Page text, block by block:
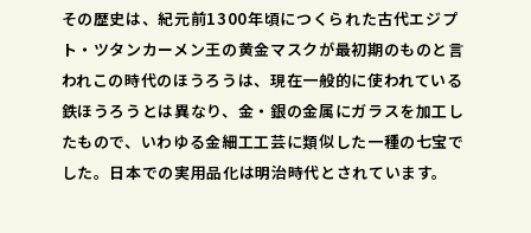
その歴史は、紀元前1300年頃につくられた古代エジプ
ト・ツタンカーメン王の黄金マスクが最初期のものと言
われこの時代のほうろうは、現在一般的に使われている
鉄ほうろうとは異なり、金・銀の金属にガラスを加工し
たもので、いわゆる金細工工芸に類似した一種の七宝で
した。日本での実用品化は明治時代とされています。